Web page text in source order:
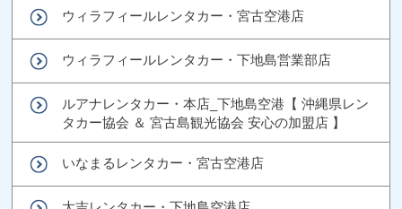
ウィラフィールレンタカー・宮古空港店
ウィラフィールレンタカー・下地島営業部店
ルアナレンタカー・本店_下地島空港【 沖縄県レン
タカー協会 ＆ 宮古島観光協会 安心の加盟店 】
いなまるレンタカー・宮古空港店